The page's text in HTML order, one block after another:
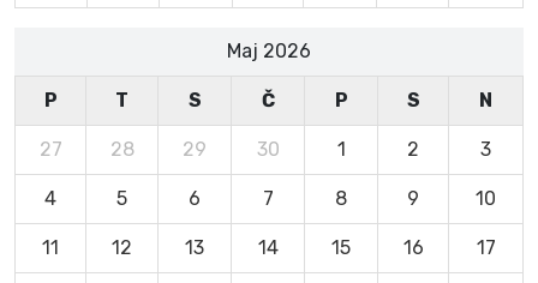
Maj 2026
P T S Č P S N
27 28 29 30 1 2 3
4 5 6 7 8 9 10
11 12 13 14 15 16 17